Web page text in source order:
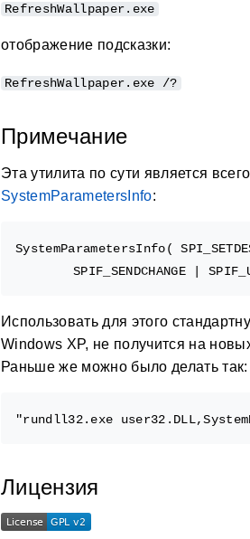
RefreshWallpaper.exe
отображение подсказки:
RefreshWallpaper.exe /?
Примечание
Эта утилита по сути является
SystemParametersInfo:
SystemParametersInfo(
Использовать для этого
Windows XP, не получится на
Раньше же можно было делать так:
Лицензия